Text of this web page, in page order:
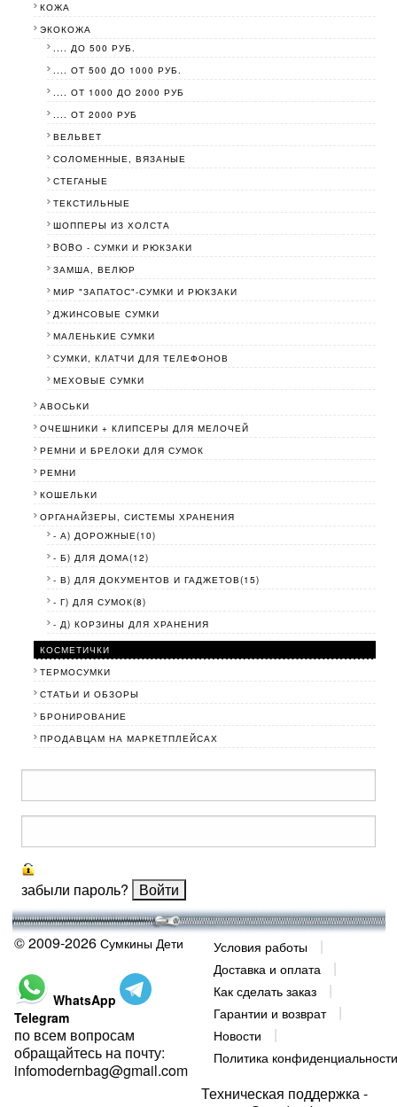
КОЖА
ЭКОКОЖА
.... ДО 500 РУБ.
.... ОТ 500 ДО 1000 РУБ.
.... ОТ 1000 ДО 2000 РУБ
.... ОТ 2000 РУБ
ВЕЛЬВЕТ
СОЛОМЕННЫЕ, ВЯЗАНЫЕ
СТЕГАНЫЕ
ТЕКСТИЛЬНЫЕ
ШОППЕРЫ ИЗ ХОЛСТА
BOBО - СУМКИ И РЮКЗАКИ
ЗАМША, ВЕЛЮР
МИР "ЗАПАТОС"-СУМКИ И РЮКЗАКИ
ДЖИНСОВЫЕ СУМКИ
МАЛЕНЬКИЕ СУМКИ
СУМКИ, КЛАТЧИ ДЛЯ ТЕЛЕФОНОВ
МЕХОВЫЕ СУМКИ
АВОСЬКИ
ОЧЕШНИКИ + КЛИПСЕРЫ ДЛЯ МЕЛОЧЕЙ
РЕМНИ И БРЕЛОКИ ДЛЯ СУМОК
РЕМНИ
КОШЕЛЬКИ
ОРГАНАЙЗЕРЫ, СИСТЕМЫ ХРАНЕНИЯ
- А) ДОРОЖНЫЕ(10)
- Б) ДЛЯ ДОМА(12)
- В) ДЛЯ ДОКУМЕНТОВ И ГАДЖЕТОВ(15)
- Г) ДЛЯ СУМОК(8)
- Д) КОРЗИНЫ ДЛЯ ХРАНЕНИЯ
КОСМЕТИЧКИ
ТЕРМОСУМКИ
СТАТЬИ И ОБЗОРЫ
БРОНИРОВАНИЕ
ПРОДАВЦАМ НА МАРКЕТПЛЕЙСАХ
забыли пароль?
© 2009-2026 Сумкины Дети
WhatsApp
Telegram
по всем вопросам
обращайтесь на почту:
infomodernbag@gmail.com
Условия работы
Доставка и оплата
Как сделать заказ
Гарантии и возврат
Новости
Политика конфиденциальности
Техническая поддержка -